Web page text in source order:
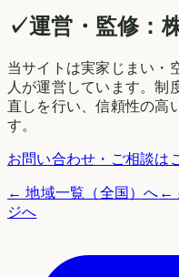
✓運営・監修：
当サイトは実家じまい・
人が運営しています。制
直しを行い、信頼性の高
す。
お問い合わせ・ご相談は
← 地域一覧（全国）へ ←
ジへ